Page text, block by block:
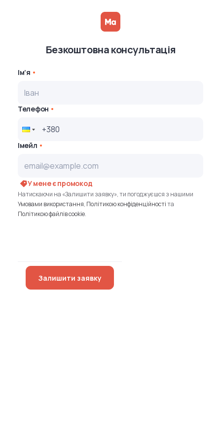
Безкоштовна консультація
Ім’я
Телефон
Імейл
У мене є промокод
Натискаючи на «Залишити заявку», ти погоджуєшся з нашими
Умовами використання, Політикою конфіденційностіта
Політикою файлів cookie.
Залишити заявку